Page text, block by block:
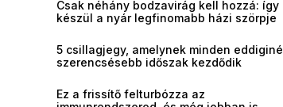
Csak néhány bodzavirág kell hozzá: így
készül a nyár legfinomabb házi szörpje
5 csillagjegy, amelynek minden eddiginél
szerencsésebb időszak kezdődik
Ez a frissítő felturbózza az